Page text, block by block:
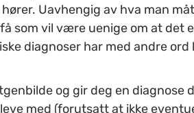
Uavhengig av hva man
som vil være uenige om at det
diagnoser har med andre ord
og gir deg en diagnose
med (forutsatt at ikke